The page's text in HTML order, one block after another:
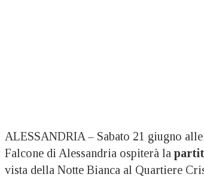
ALESSANDRIA – Sabato 21 giugno
Falcone di Alessandria ospiterà la
vista della Notte Bianca al Quartiere